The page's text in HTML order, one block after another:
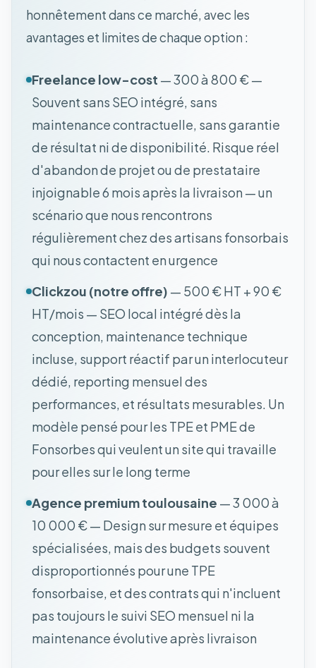
honnêtement dans ce marché, avec les
avantages et limites de chaque option :
Freelance low-cost — 300 à 800 € —
Souvent sans SEO intégré, sans
maintenance contractuelle, sans garantie
de résultat ni de disponibilité. Risque réel
d'abandon de projet ou de prestataire
injoignable 6 mois après la livraison — un
scénario que nous rencontrons
régulièrement chez des artisans fonsorbais
qui nous contactent en urgence
Clickzou (notre offre) — 500 € HT + 90 €
HT/mois — SEO local intégré dès la
conception, maintenance technique
incluse, support réactif par un interlocuteur
dédié, reporting mensuel des
performances, et résultats mesurables. Un
modèle pensé pour les TPE et PME de
Fonsorbes qui veulent un site qui travaille
pour elles sur le long terme
Agence premium toulousaine — 3 000 à
10 000 € — Design sur mesure et équipes
spécialisées, mais des budgets souvent
disproportionnés pour une TPE
fonsorbaise, et des contrats qui n'incluent
pas toujours le suivi SEO mensuel ni la
maintenance évolutive après livraison